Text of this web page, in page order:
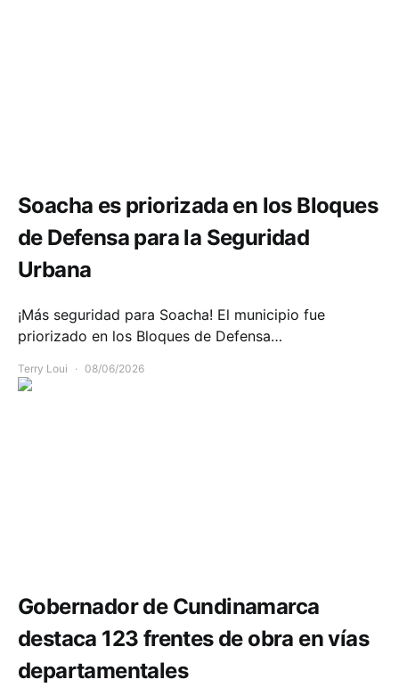
Soacha es priorizada en los Bloques
de Defensa para la Seguridad
Urbana
¡Más seguridad para Soacha! El municipio fue
priorizado en los Bloques de Defensa…
Terry Loui 08/06/2026
Gobernador de Cundinamarca
destaca 123 frentes de obra en vías
departamentales